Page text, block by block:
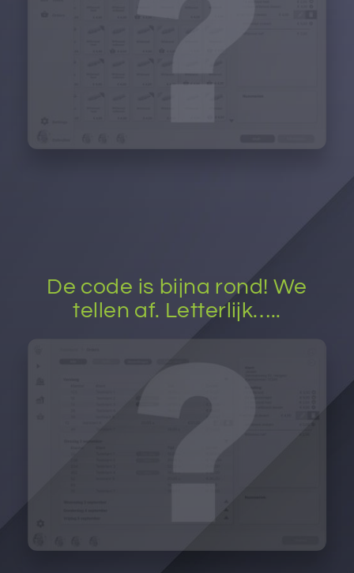
De code is bijna rond! We
tellen af. Letterlijk…..